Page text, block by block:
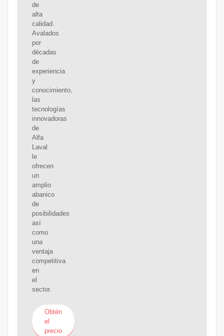
de
alta
calidad.
Avalados
por
décadas
de
experiencia
y
conocimiento,
las
tecnologías
innovadoras
de
Alfa
Laval
le
ofrecen
un
amplio
abanico
de
posibilidades
así
como
una
ventaja
competitiva
en
el
sector.
Obtén
el
precio